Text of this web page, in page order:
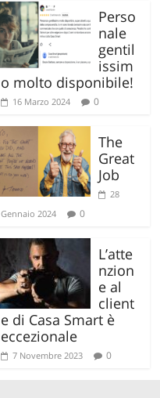
Perso
nale
gentil
issim
o molto disponibile!
16 Marzo 2024 0
The
Great
Job
28
Gennaio 2024
0
L’atte
nzion
e al
client
e di Casa Smart è
eccezionale
7 Novembre 2023 0